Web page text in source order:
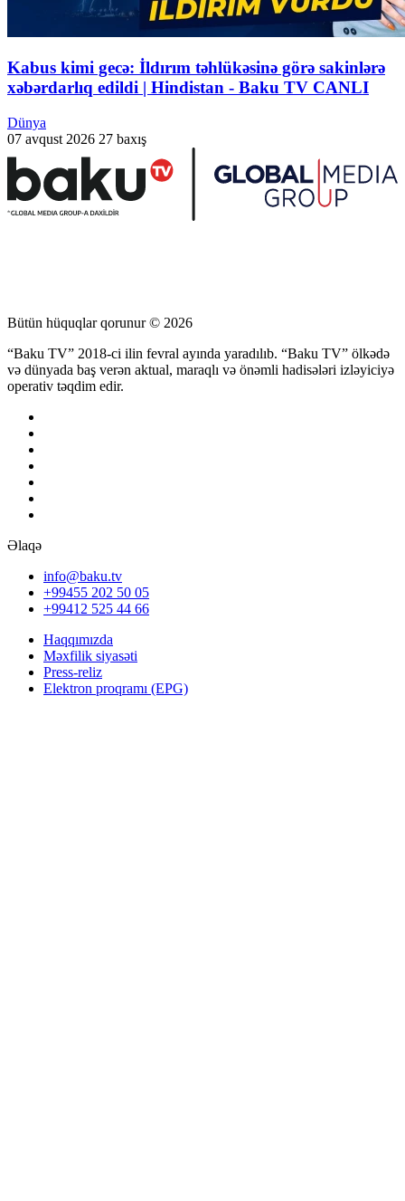
Kabus kimi gecə: İldırım təhlükəsinə görə sakinlərə
xəbərdarlıq edildi | Hindistan - Baku TV CANLI
Dünya
07 avqust 2026 27 baxış
Bütün hüquqlar qorunur © 2026
“Baku TV” 2018-ci ilin fevral ayında yaradılıb. “Baku TV” ölkədə
və dünyada baş verən aktual, maraqlı və önəmli hadisələri izləyiciyə
operativ təqdim edir.
Əlaqə
info@baku.tv
+99455 202 50 05
+99412 525 44 66
Haqqımızda
Məxfilik siyasəti
Press-reliz
Elektron proqramı (EPG)